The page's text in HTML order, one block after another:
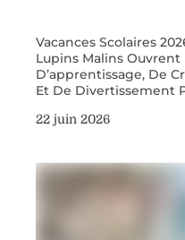
Vacances Scolaires
Lupins Malins Ouvrent
D’apprentissage, De
Et De Divertissement
22 juin 2026